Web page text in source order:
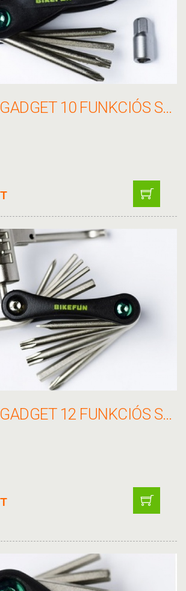
BIKEFUN GADGET 10 FUNKCIÓS SZERSZÁM - FH-04 #KÉZI
BIKEFUN GADGET 12 FUNKCIÓS SZERSZÁM - BT-125A #KÉZI